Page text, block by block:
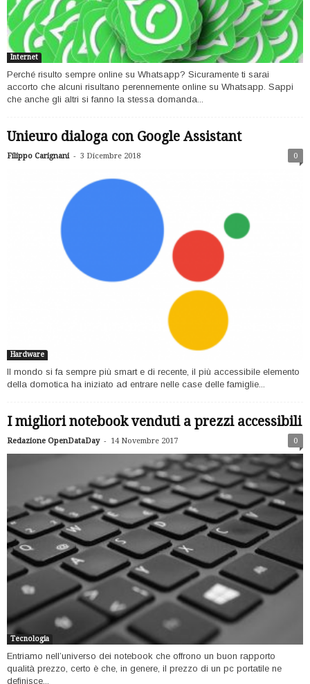
Internet
Perché risulto sempre online su Whatsapp? Sicuramente ti sarai
accorto che alcuni risultano perennemente online su Whatsapp. Sappi
che anche gli altri si fanno la stessa domanda...
Unieuro dialoga con Google Assistant
Filippo Carignani - 3 Dicembre 2018 0
Hardware
Il mondo si fa sempre più smart e di recente, il più accessibile elemento
della domotica ha iniziato ad entrare nelle case delle famiglie...
I migliori notebook venduti a prezzi accessibili
Redazione OpenDataDay - 14 Novembre 2017 0
Tecnologia
Entriamo nell’universo dei notebook che offrono un buon rapporto
qualità prezzo, certo è che, in genere, il prezzo di un pc portatile ne
definisce...